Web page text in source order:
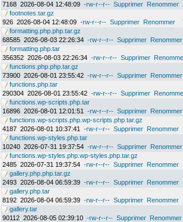
7168 2026-08-04 12:48:09 -rw-r--r-- Supprimer Renommer
footnotes.tar.gz
926 2026-08-04 12:48:09 -rw-r--r-- Supprimer Renommer
formatting.php.php.tar.gz
68585 2026-08-03 22:26:34 -rw-r--r-- Supprimer Renommer
formatting.php.tar
356352 2026-08-03 22:26:34 -rw-r--r-- Supprimer
functions.php.php.tar.gz
73900 2026-08-01 23:55:42 -rw-r--r-- Supprimer Renommer
functions.php.tar
290304 2026-08-01 23:55:42 -rw-r--r-- Supprimer
functions.wp-scripts.php.tar
16896 2026-08-01 12:01:51 -rw-r--r-- Supprimer Renommer
functions.wp-scripts.php.wp-scripts.php.tar.gz
4187 2026-08-01 10:37:41 -rw-r--r-- Supprimer Renommer
functions.wp-styles.php.tar
10240 2026-07-31 19:37:54 -rw-r--r-- Supprimer Renommer
functions.wp-styles.php.wp-styles.php.tar.gz
2485 2026-07-31 19:37:54 -rw-r--r-- Supprimer Renommer
gallery.php.php.tar.gz
2493 2026-08-04 06:59:39 -rw-r--r-- Supprimer Renommer
gallery.php.tar
8192 2026-08-04 06:59:39 -rw-r--r-- Supprimer Renommer
gallery.tar
90112 2026-08-05 02:39:10 -rw-r--r-- Supprimer Renommer